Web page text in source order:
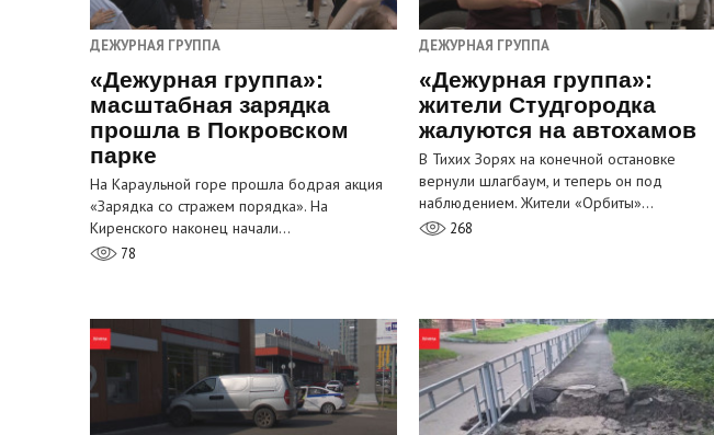
ДЕЖУРНАЯ ГРУППА
«Дежурная группа»:
масштабная зарядка
прошла в Покровском
парке
На Караульной горе прошла бодрая акция
«Зарядка со стражем порядка». На
Киренского наконец начали…
78
ДЕЖУРНАЯ ГРУППА
«Дежурная группа»:
жители Студгородка
жалуются на автохамов
В Тихих Зорях на конечной остановке
вернули шлагбаум, и теперь он под
наблюдением. Жители «Орбиты»…
268